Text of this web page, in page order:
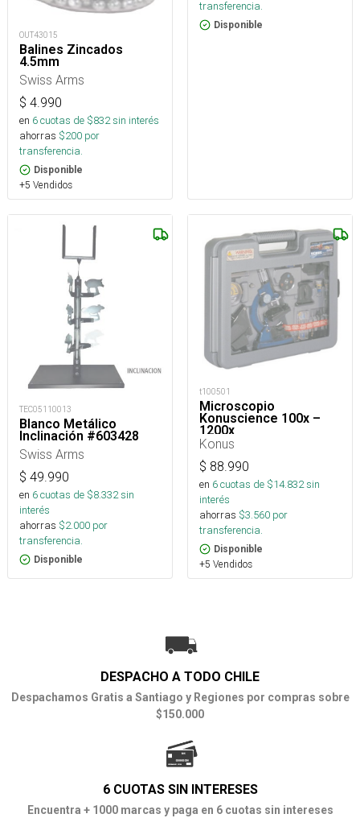
OUT43015
Balines Zincados
4.5mm
Swiss Arms
$ 4.990
en 6cuotas de $832sin interés
ahorras $200 por
transferencia.
Disponible
+5 Vendidos
transferencia.
Disponible
TEC05110013
Blanco Metálico
Inclinación #603428
Swiss Arms
$ 49.990
en 6cuotas de $8.332sin
interés
ahorras $2.000 por
transferencia.
Disponible
t100501
Microscopio
Konuscience 100x –
1200x
Konus
$ 88.990
en 6cuotas de $14.832sin
interés
ahorras $3.560 por
transferencia.
Disponible
+5 Vendidos
DESPACHO A TODO CHILE
Despachamos Gratis a Santiago y Regiones por compras sobre
$150.000
6 CUOTAS SIN INTERESES
Encuentra + 1000 marcas y paga en 6 cuotas sin intereses